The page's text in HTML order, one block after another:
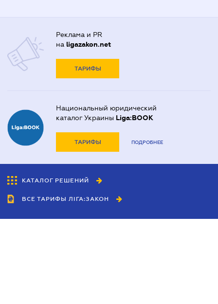
Реклама и PR
на ligazakon.net
ТАРИФЫ
Национальный юридический
каталог Украины Liga:BOOK
ТАРИФЫ ПОДРОБНЕЕ
КАТАЛОГ РЕШЕНИЙ
ВСЕ ТАРИФЫ ЛІГА:ЗАКОН